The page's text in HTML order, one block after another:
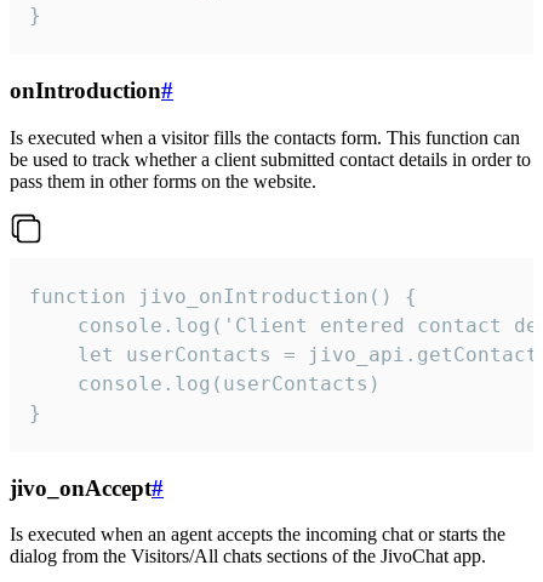
}
onIntroduction#
Is executed when a visitor fills the contacts form. This function can
be used to track whether a client submitted contact details in order to
pass them in other forms on the website.
function jivo_onIntroduction() {
console.log('Client entered contact
let userContacts =
    console.log(userContacts)
}
jivo_onAccept#
Is executed when an agent accepts the incoming chat or starts the
dialog from the Visitors/All chats sections of the JivoChat app.